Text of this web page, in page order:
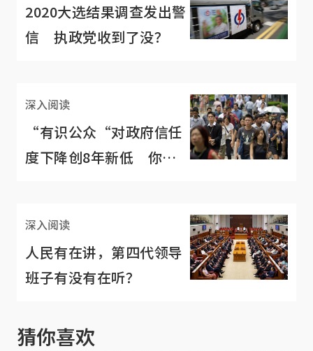
2020大选结果调查发出警
信 执政党收到了没？
深入阅读
“有识公众“对政府信任
度下降创8年新低 你同
深入阅读
人民有在讲，第四代领导
班子有没有在听？
猜你喜欢